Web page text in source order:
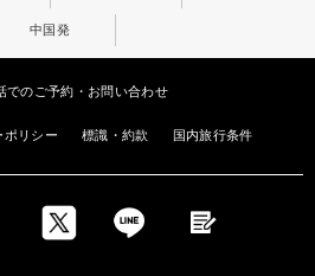
中国発
でのご予約・お問い合わせ
ポリシー 標識・約款 国内旅行条件